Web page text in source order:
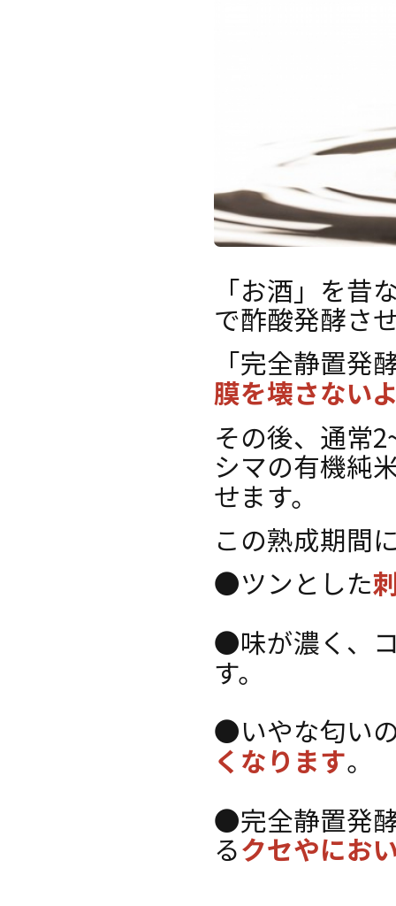
「お酒」を昔
で酢酸発酵さ
「完全静置発
膜を壊さない
その後、通常
シマの有機純
せます。
この熟成期間
●ツンとした
●味が濃く、
す。
●いやな匂い
くなります。
●完全静置発
るクセやにお